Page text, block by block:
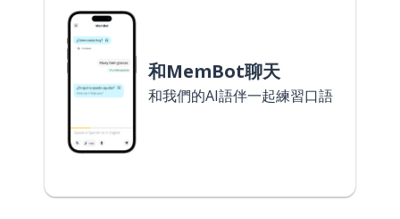
和MemBot聊天
和我們的AI語伴一起練習口語